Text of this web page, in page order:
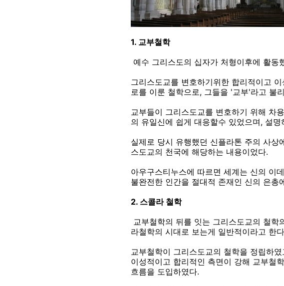
1. 교부철학
예수 그리스도의 십자가 처형이후에 활
그리스도교를 변호하기위한 합리적이고
로를 이룬 철학으로, 그들을 '교부'라고 불
교부들이 그리스도교를 변호하기 위해 차
의 유일신에 쉽게 대응할수 있었으며, 설
실제로 당시 유행했던 신플라톤 주의 사
스도교의 천국에 해당하는 내용이었다.
아우구스티누스에 따르면 세계는 신의 이
불완전한 인간을 절대적 존재인 신의 은총
2. 스콜라 철학
교부철학의 뒤를 잇는 그리스도교의 철학
라철학의 시대로 보는게 일반적이라고 한
교부철학이 그리스도교의 철학을 정립하
이성적이고 합리적인 측면이 강해 교부철
흐름을 도입하였다.